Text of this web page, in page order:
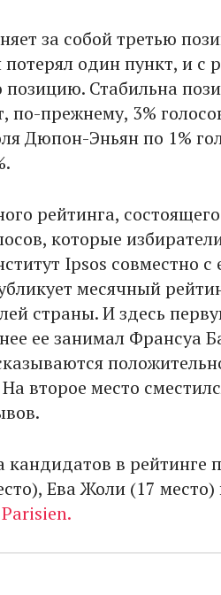
за собой третью
один пункт, и с
позицию. Стабильна
по-прежнему, 3%
Дюпон-Эньян по 1%
рейтинга,
которые
Ipsos совместно
месячный
страны. И здесь
ее занимал Франсуа
второе место
кандидатов в
Ева Жоли (17